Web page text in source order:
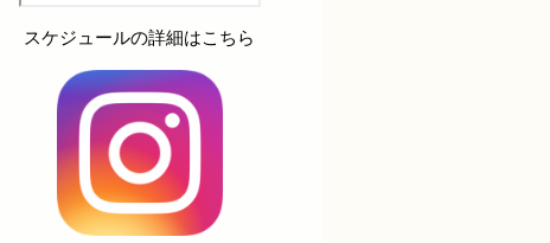
スケジュールの詳細はこちら